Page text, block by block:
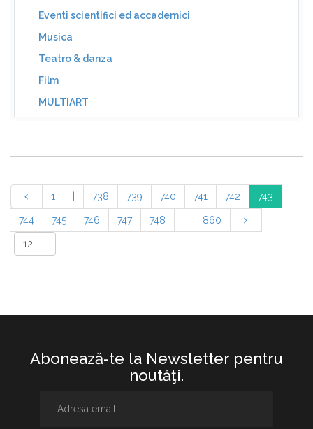
Eventi scientifici ed accademici
Musica
Teatro & danza
Film
MULTIART
1 738 739 740 741 742 743
744 745 746 747 748 860
Abonează-te la Newsletter pentru
noutăţi.